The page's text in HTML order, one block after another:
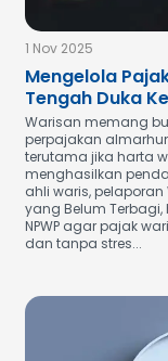
1 Nov 2025
Mengelola
Tengah Duka
Warisan memang
perpajakan
terutama jika harta
menghasilkan
ahli waris,
yang Belum
NPWP agar pajak
dan tanpa stres...